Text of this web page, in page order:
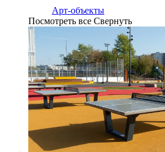
Арт-объекты
Посмотреть все Свернуть